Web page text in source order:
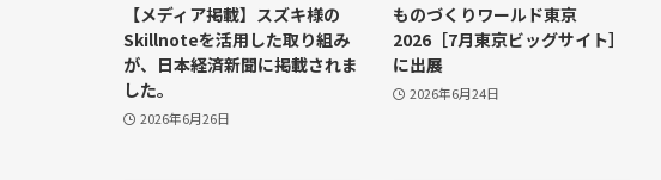
【メディア掲載】スズキ様の
Skillnoteを活用した取り組み
が、日本経済新聞に掲載されま
した。
2026年6月26日
ものづくりワールド東京
2026［7月東京ビッグサイト］
に出展
2026年6月24日